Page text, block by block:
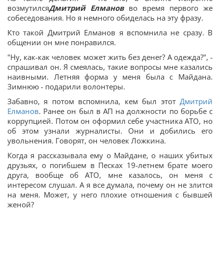
возмутилсяДмитрий Елмановво время первого же
собеседования. Но я немного обиделась на эту фразу.
Кто такой Дмитрий Елманов я вспомнила не сразу. В
общении он мне понравился.
"Ну, как-как человек может жить без денег? А одежда?", -
спрашивал он. Я смеялась, такие вопросы мне казались
наивными. Летняя форма у меня была с Майдана.
Зимнюю - подарили волонтеры.
Забавно, я потом вспомнила, кем был этот Дмитрий
Елманов. Ранее он был в АП на должности по борьбе с
коррупцией. Потом он оформил себе участника АТО, но
об этом узнали журналисты. Они и добились его
увольнения. Говорят, он человек Ложкина.
Когда я рассказывала ему о Майдане, о наших убитых
друзьях, о погибшем в Песках 19-летнем брате моего
друга, вообще об АТО, мне казалось, он меня с
интересом слушал. А я все думала, почему он не злится
на меня. Может, у него плохие отношения с бывшей
женой?